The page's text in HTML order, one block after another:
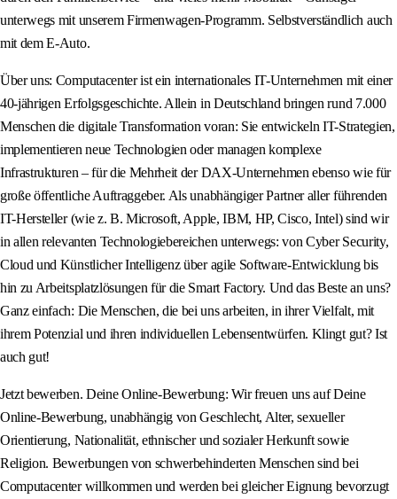
unterwegs mit unserem Firmenwagen-Programm. Selbstverständlich auch
mit dem E-Auto.
Über uns: Computacenter ist ein internationales IT-Unternehmen mit einer
40-jährigen Erfolgsgeschichte. Allein in Deutschland bringen rund 7.000
Menschen die digitale Transformation voran: Sie entwickeln IT-Strategien,
implementieren neue Technologien oder managen komplexe
Infrastrukturen – für die Mehrheit der DAX-Unternehmen ebenso wie für
große öffentliche Auftraggeber. Als unabhängiger Partner aller führenden
IT-Hersteller (wie z. B. Microsoft, Apple, IBM, HP, Cisco, Intel) sind wir
in allen relevanten Technologiebereichen unterwegs: von Cyber Security,
Cloud und Künstlicher Intelligenz über agile Software-Entwicklung bis
hin zu Arbeitsplatzlösungen für die Smart Factory. Und das Beste an uns?
Ganz einfach: Die Menschen, die bei uns arbeiten, in ihrer Vielfalt, mit
ihrem Potenzial und ihren individuellen Lebensentwürfen. Klingt gut? Ist
auch gut!
Jetzt bewerben. Deine Online-Bewerbung: Wir freuen uns auf Deine
Online-Bewerbung, unabhängig von Geschlecht, Alter, sexueller
Orientierung, Nationalität, ethnischer und sozialer Herkunft sowie
Religion. Bewerbungen von schwerbehinderten Menschen sind bei
Computacenter willkommen und werden bei gleicher Eignung bevorzugt